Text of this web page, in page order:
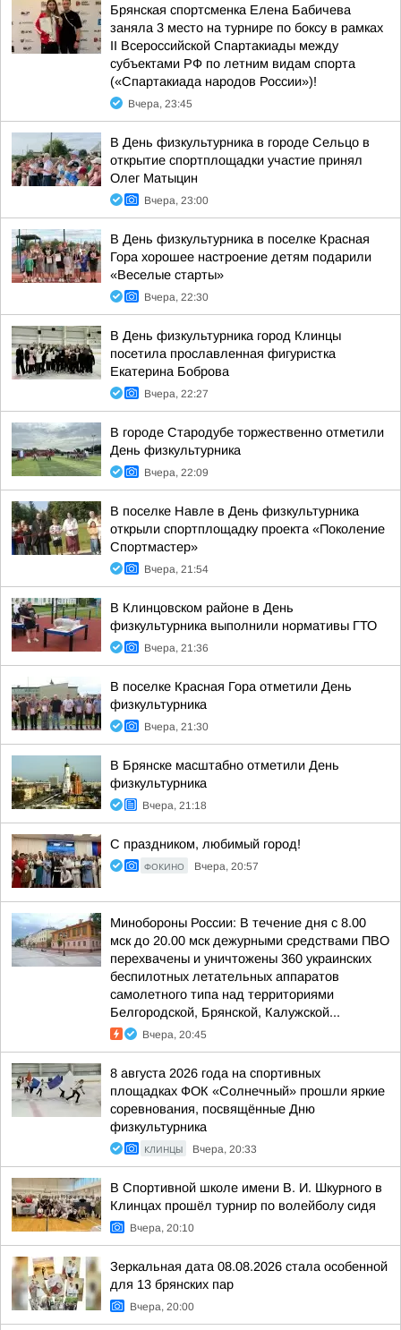
Брянская спортсменка Елена Бабичева
заняла 3 место на турнире по боксу в рамках
II Всероссийской Спартакиады между
субъектами РФ по летним видам спорта
(«Спартакиада народов России»)!
Вчера, 23:45
В День физкультурника в городе Сельцо в
открытие спортплощадки участие принял
Олег Матыцин
Вчера, 23:00
В День физкультурника в поселке Красная
Гора хорошее настроение детям подарили
«Веселые старты»
Вчера, 22:30
В День физкультурника город Клинцы
посетила прославленная фигуристка
Екатерина Боброва
Вчера, 22:27
В городе Стародубе торжественно отметили
День физкультурника
Вчера, 22:09
В поселке Навле в День физкультурника
открыли спортплощадку проекта «Поколение
Спортмастер»
Вчера, 21:54
В Клинцовском районе в День
физкультурника выполнили нормативы ГТО
Вчера, 21:36
В поселке Красная Гора отметили День
физкультурника
Вчера, 21:30
В Брянске масштабно отметили День
физкультурника
Вчера, 21:18
С праздником, любимый город!
ФОКИНО Вчера, 20:57
Минобороны России: В течение дня с 8.00
мск до 20.00 мск дежурными средствами ПВО
перехвачены и уничтожены 360 украинских
беспилотных летательных аппаратов
самолетного типа над территориями
Белгородской, Брянской, Калужской...
Вчера, 20:45
8 августа 2026 года на спортивных
площадках ФОК «Солнечный» прошли яркие
соревнования, посвящённые Дню
физкультурника
КЛИНЦЫ Вчера, 20:33
В Спортивной школе имени В. И. Шкурного в
Клинцах прошёл турнир по волейболу сидя
Вчера, 20:10
Зеркальная дата 08.08.2026 стала особенной
для 13 брянских пар
Вчера, 20:00